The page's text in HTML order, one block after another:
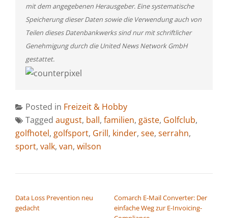
mit dem angegebenen Herausgeber. Eine systematische
Speicherung dieser Daten sowie die Verwendung auch von
Teilen dieses Datenbankwerks sind nur mit schriftlicher
Genehmigung durch die United News Network GmbH
gestattet.
Posted in Freizeit & Hobby
Tagged august, ball, familien, gäste, Golfclub,
golfhotel, golfsport, Grill, kinder, see, serrahn,
sport, valk, van, wilson
Data Loss Prevention neu
gedacht
Comarch E-Mail Converter: Der
einfache Weg zur E-Invoicing-